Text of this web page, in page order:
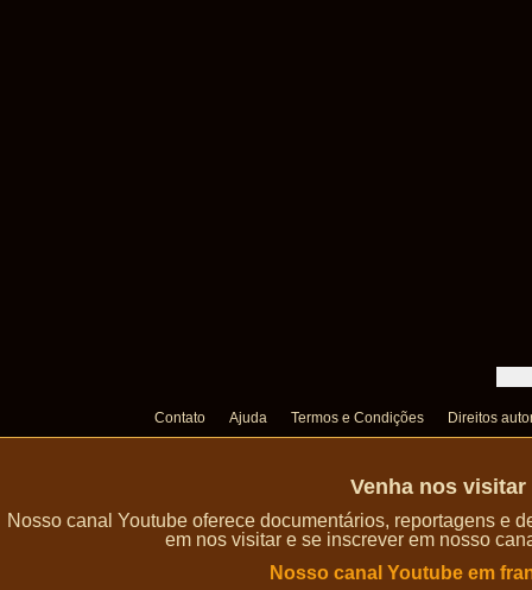
Contato Ajuda Termos e Condições Direitos
Venha nos
Nosso canal Youtube oferece documentários, reportagens e
em nos visitar e se inscrever em nosso
Nosso canal Youtube em